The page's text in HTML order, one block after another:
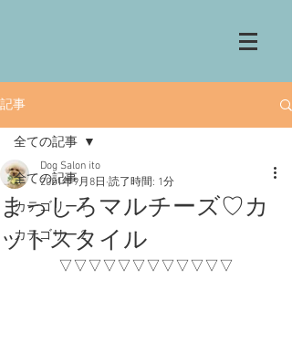
記事
全ての記事
カテゴリー 1
カテゴリー 2
全ての記事
まっしろマルチーズ♡カ
ットスタイル
Dog Salon ito
2021年9月8日 読了時間: 1分
▽▽▽▽▽▽▽▽▽▽▽▽